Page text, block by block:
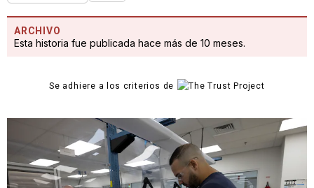
ARCHIVO
Esta historia fue publicada hace más de 10 meses.
Se adhiere a los criterios de